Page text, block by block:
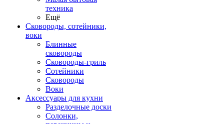
техника
Ещё
Сковороды, сотейники,
воки
Блинные
сковороды
Сковороды-гриль
Сотейники
Сковороды
Воки
Аксессуары для кухни
Разделочные доски
Солонки,